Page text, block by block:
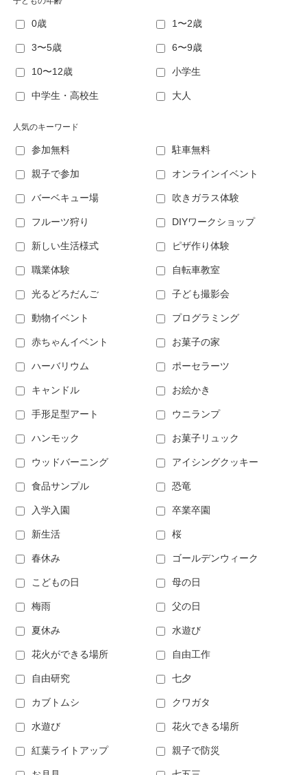
0歳 1〜2歳
3〜5歳 6〜9歳
10〜12歳 小学生
中学生・高校生 大人
人気のキーワード
参加無料 駐車無料
親子で参加 オンラインイベント
バーベキュー場 吹きガラス体験
フルーツ狩り DIYワークショップ
新しい生活様式 ピザ作り体験
職業体験 自転車教室
光るどろだんご 子ども撮影会
動物イベント プログラミング
赤ちゃんイベント お菓子の家
ハーバリウム ポーセラーツ
キャンドル お絵かき
手形足型アート ウニランプ
ハンモック お菓子リュック
ウッドバーニング アイシングクッキー
食品サンプル 恐竜
入学入園 卒業卒園
新生活 桜
春休み ゴールデンウィーク
こどもの日 母の日
梅雨 父の日
夏休み 水遊び
花火ができる場所 自由工作
自由研究 七夕
カブトムシ クワガタ
水遊び 花火できる場所
紅葉ライトアップ 親子で防災